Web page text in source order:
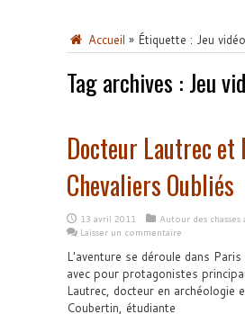
Accueil » Étiquette : Jeu vidéo
Tag archives : Jeu
Docteur Lautrec et
Chevaliers Oubliés
13 avril 2011
Autour des
Laisser un commentaire
L'aventure se déroule dans
avec pour protagonistes
Lautrec, docteur en archéologie
Coubertin, étudiante